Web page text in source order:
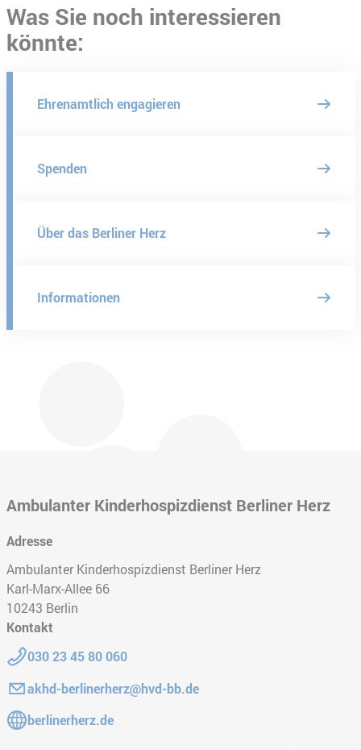
Was Sie noch interessieren
könnte:
Ehrenamtlich engagieren
Spenden
Über das Berliner Herz
Informationen
Ambulanter Kinderhospizdienst Berliner Herz
Adresse
Ambulanter Kinderhospizdienst Berliner Herz
Karl-Marx-Allee 66
10243 Berlin
Kontakt
Telefon:
030 23 45 80 060
E-Mail:akhd-berlinerherz@hvd-bb.de
Gehe zur Website:
berlinerherz.de